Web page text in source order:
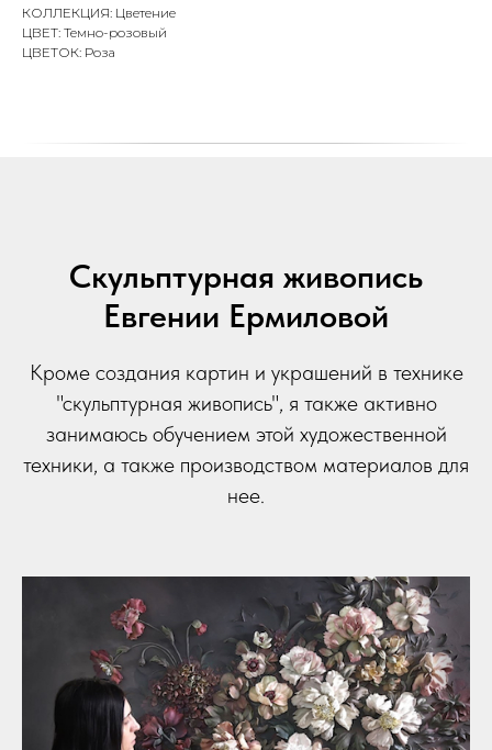
КОЛЛЕКЦИЯ: Цветение
ЦВЕТ: Темно-розовый
ЦВЕТОК: Роза
Скульптурная живопись
Евгении Ермиловой
Кроме создания картин и украшений в технике
"скульптурная живопись", я также активно
занимаюсь обучением этой художественной
техники, а также производством материалов для
нее.